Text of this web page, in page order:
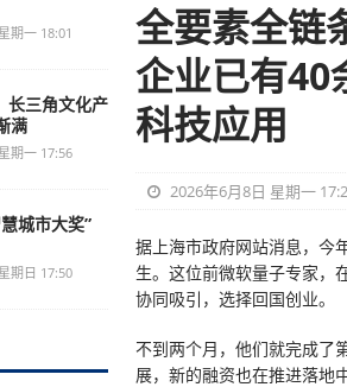
海轨道交通21号线全线长轨顺利贯通 交通
全要素全链
企业已有40
科技应用
2026年6月8日 星期一
据上海市政府网站消息，
生。这位前微软量子专家，
协同吸引，选择回国创业。
不到两个月，他们就完成了
展，新的融资也在推进落地中
期一 18:01
长三角文化产
满
期一 17:56
城市大奖”
期日 17:50